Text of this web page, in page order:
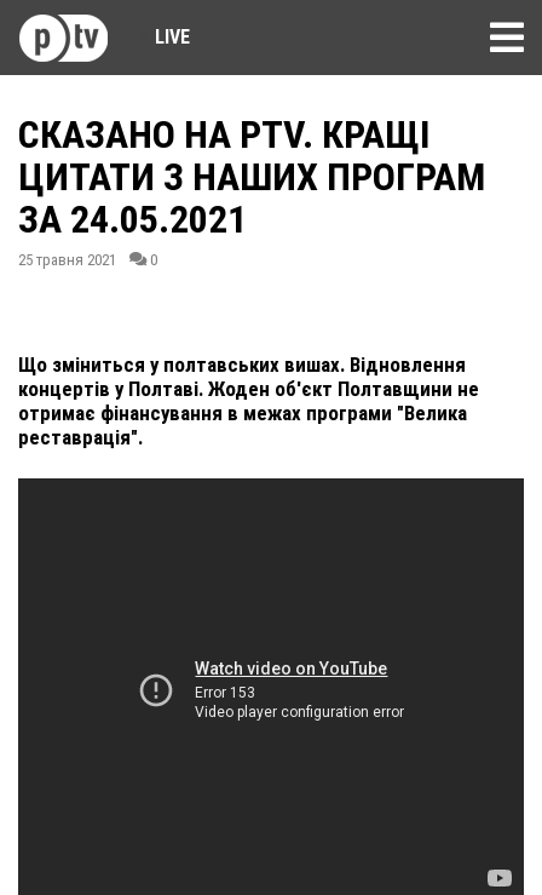
LIVE
СКАЗАНО НА PTV. КРАЩІ
ЦИТАТИ З НАШИХ ПРОГРАМ
ЗА 24.05.2021
25 травня 2021 0
Що зміниться у полтавських вишах. Відновлення
концертів у Полтаві. Жоден об'єкт Полтавщини не
отримає фінансування в межах програми "Велика
реставрація".